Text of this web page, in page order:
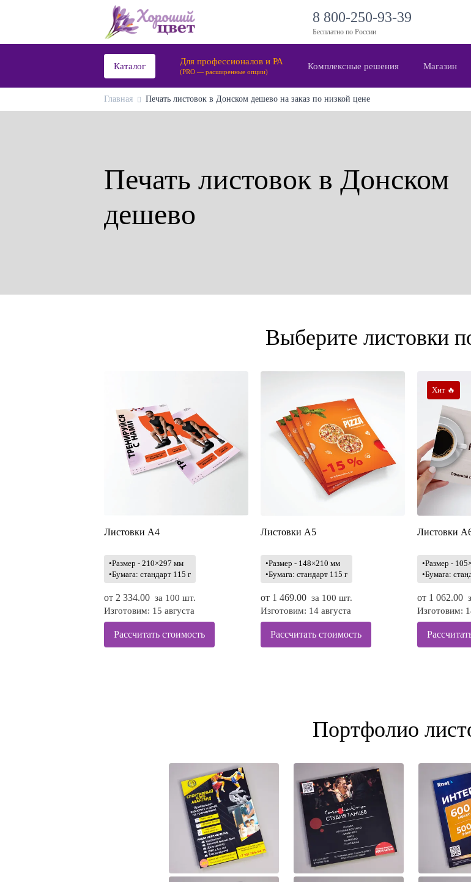
8 800-250-93-39
Бесплатно по России
Каталог Для профессионалов и РА
(PRO — расширенные опции)
Комплексные решения Магазин
Главная Печать листовок в Донском дешево на заказ по низкой цене
Печать листовок в Донском
дешево
Выберите листовки
Листовки А4
•Размер - 210×297 мм
•Бумага: стандарт 115 г
от 2 334.00 за 100 шт.
Изготовим: 15 августа
Рассчитать стоимость
Листовки А5
•Размер - 148×210 мм
•Бумага: стандарт 115 г
от 1 469.00 за 100 шт.
Изготовим: 14 августа
Рассчитать стоимость
Хит 🔥
Листовки
•Размер -
•Бумага:
от 1 062.00
Изготовим:
Портфолио